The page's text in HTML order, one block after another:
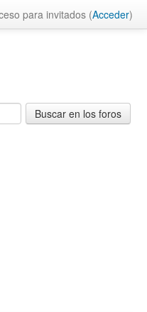
para invitados (Acceder)